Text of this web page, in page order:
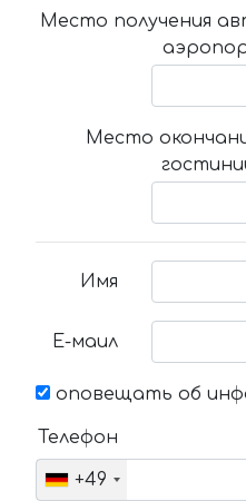
Место получения
Место
Имя
Е-маил
оповещать об
Телефон
+49